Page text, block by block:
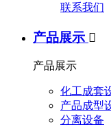
联系我们
产品展示 
产品展示
化工成套
产品成型
分离设备